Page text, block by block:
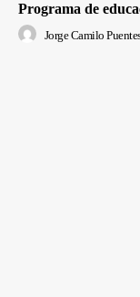
Programa de
Jorge Camilo